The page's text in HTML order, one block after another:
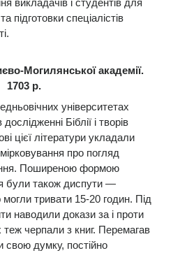
викладачів і студентів для
підготовки спеціалістів
Могилянської академії.
1703 р.
університетах
Біблії і творів
цієї літератури укладали
про погляд
Поширеною формою
були також диспути —
тривати 15-20 годин. Під
наводили докази за і проти
теж черпали з книг. Перемагав
свою думку, постійно